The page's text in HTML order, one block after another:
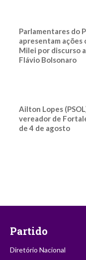
Parlamentares do
apresentam ações
Milei por discurso
Flávio Bolsonaro
Ailton Lopes
vereador de
de 4 de agosto
Partido
Diretório Nacional